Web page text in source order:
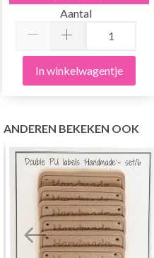
Aantal
In winkelwagentje
ANDEREN BEKEKEN OOK